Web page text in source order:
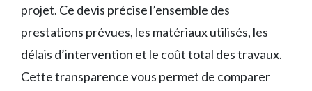
projet. Ce devis précise l’ensemble des
prestations prévues, les matériaux utilisés, les
délais d’intervention et le coût total des travaux.
Cette transparence vous permet de comparer